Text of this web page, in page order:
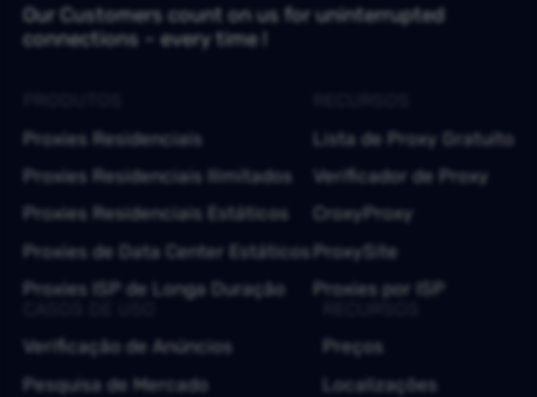
Our Customers count on us for uninterrupted
connections – every time !
Proxies Residenciais
Proxies Residenciais Ilimitados
Proxies Residenciais Estáticos
Proxies de Data Center Estáticos
Proxies ISP de Longa Duração
Lista de Proxy Gratuito
Verificador de Proxy
CroxyProxy
ProxySite
Proxies por ISP
Verificação de Anúncios
Pesquisa de Mercado
Preços
Localizações